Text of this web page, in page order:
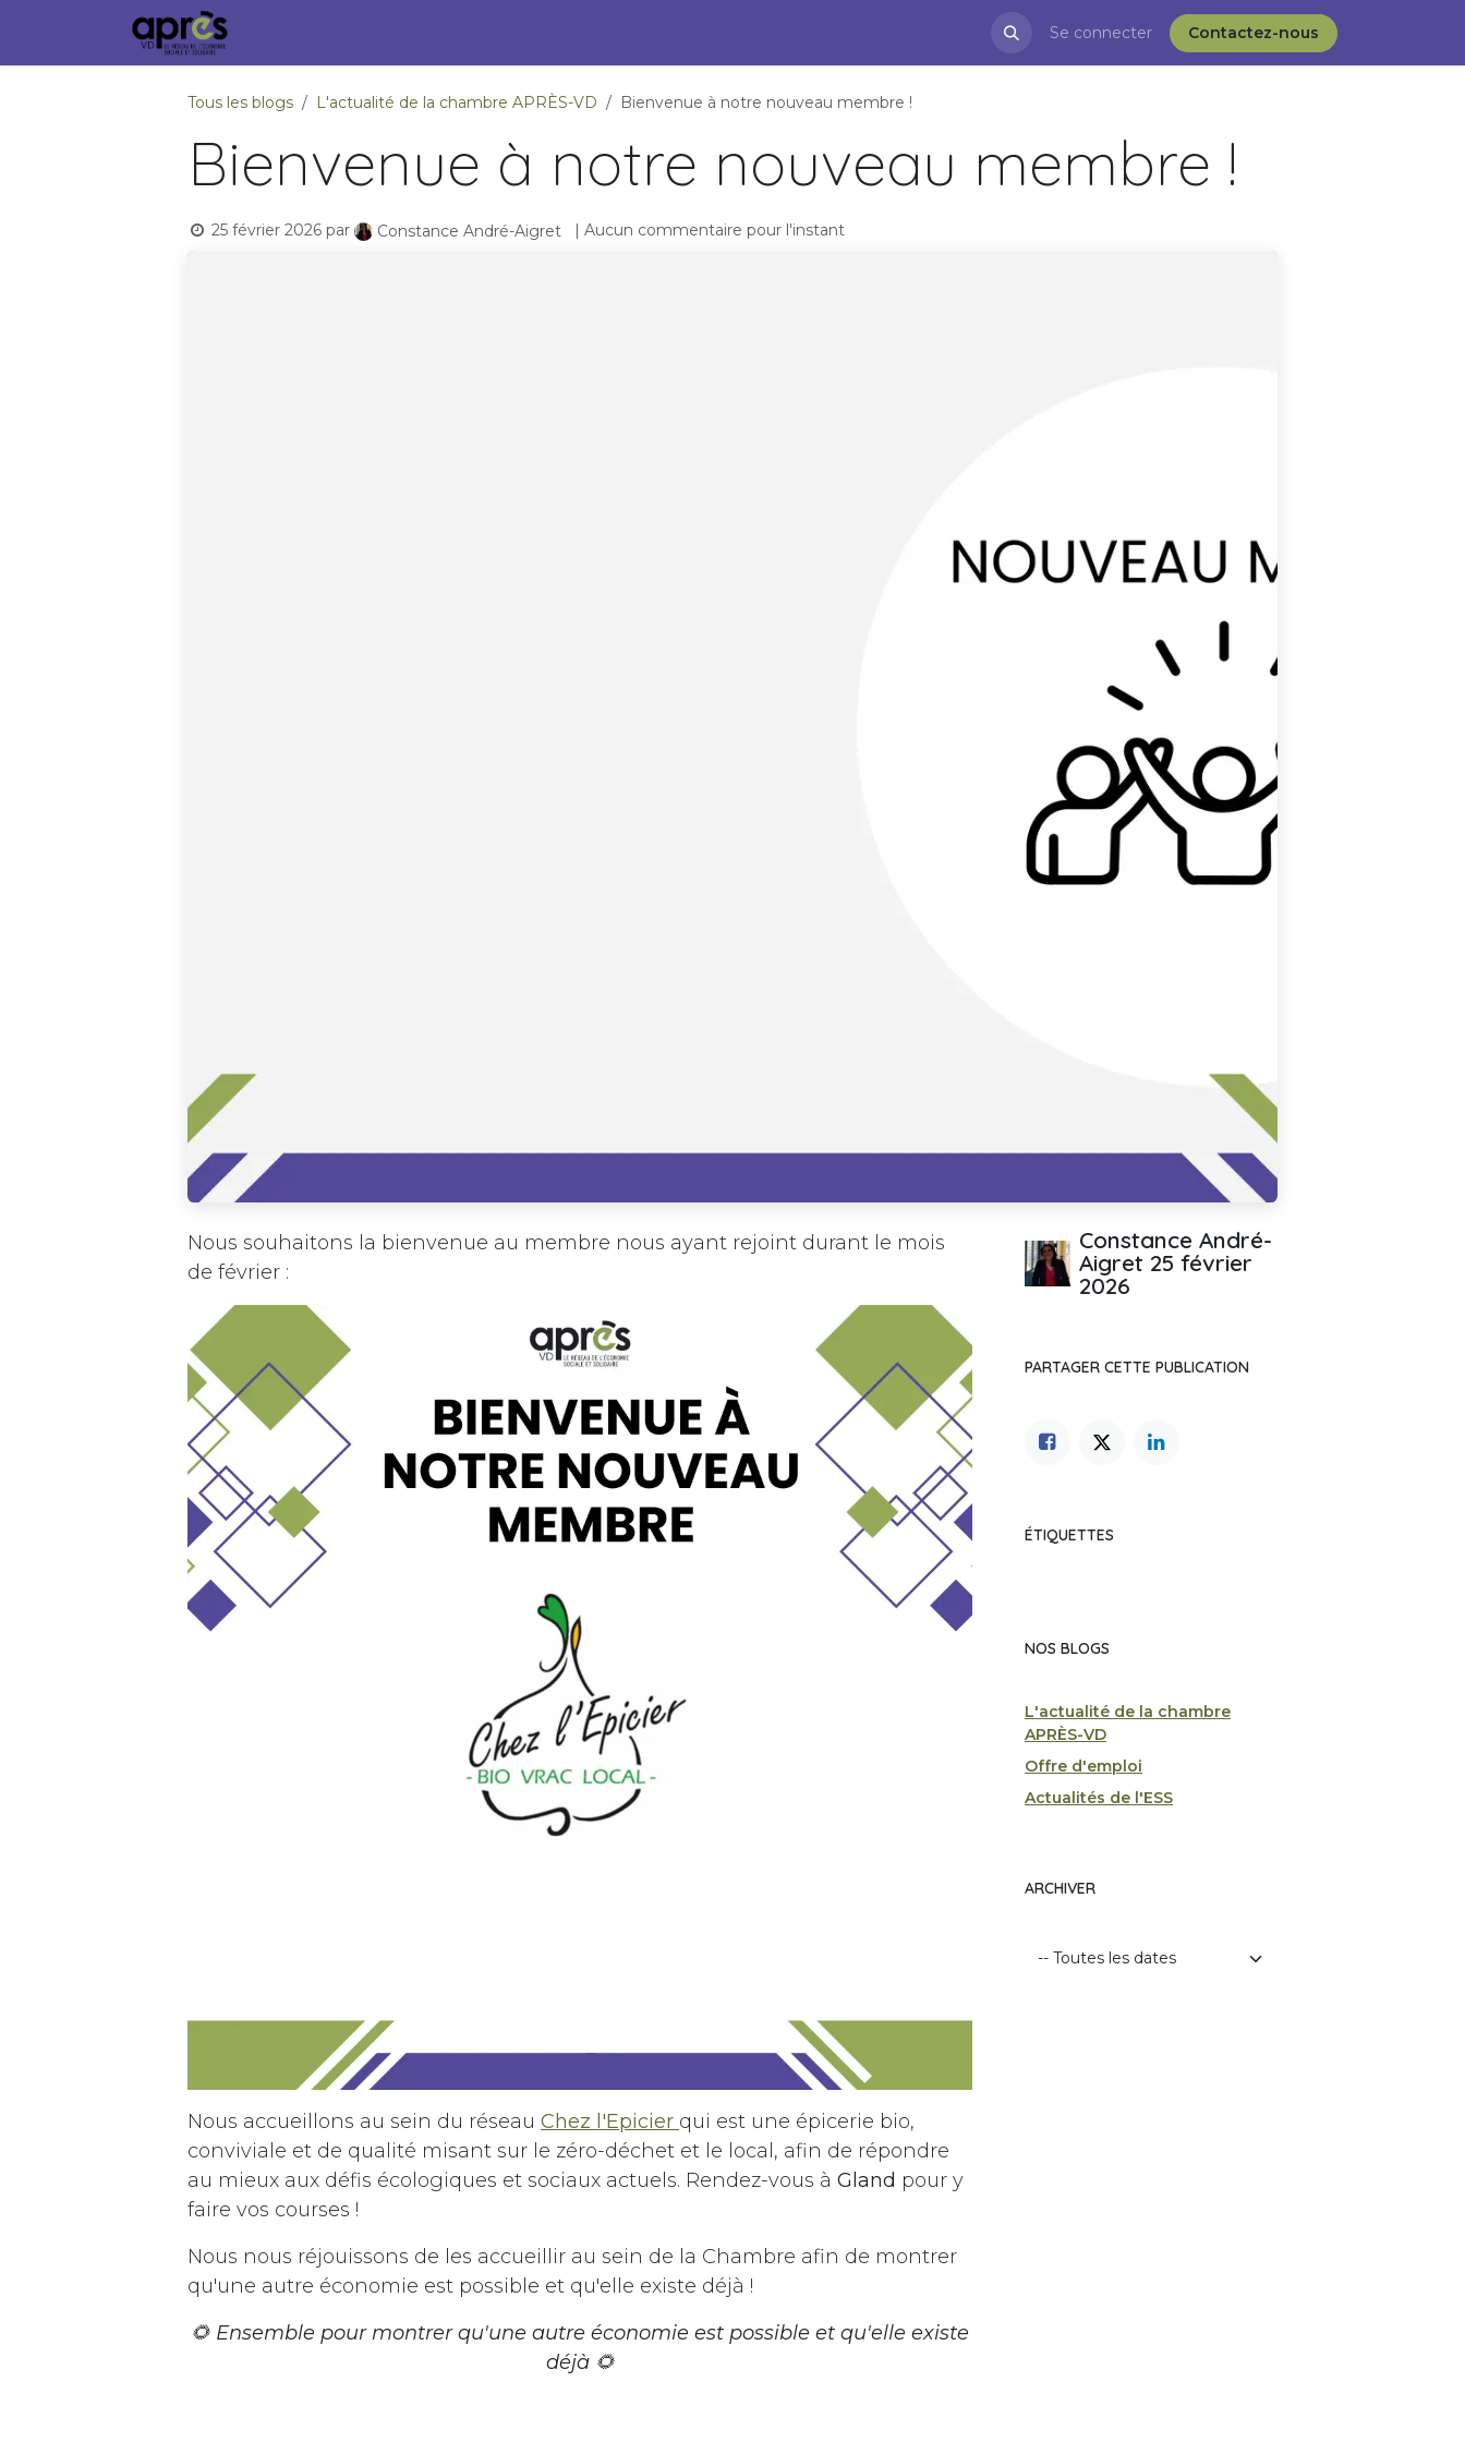
Prestations Blog APRÈS-VD et l'ESS
Se connecter Contactez-nous
Tous les blogs L'actualité de la chambre APRÈS-VD Bienvenue à notre nouveau membre !
Bienvenue à notre nouveau membre !
25 février 2026 par Constance André-Aigret | Aucun commentaire pour l'instant
Nous souhaitons la bienvenue au membre nous ayant rejoint durant le mois
de février :
Nous accueillons au sein du réseau Chez l'Epicier qui est une épicerie bio,
conviviale et de qualité misant sur le zéro-déchet et le local, afin de répondre
au mieux aux défis écologiques et sociaux actuels. Rendez-vous à Gland pour y
faire vos courses !
Nous nous réjouissons de les accueillir au sein de la Chambre afin de montrer
qu'une autre économie est possible et qu'elle existe déjà !
🌻 Ensemble pour montrer qu'une autre économie est possible et qu'elle existe
déjà 🌻
Constance André-
Aigret 25 février
2026
PARTAGER CETTE PUBLICATION
ÉTIQUETTES
NOS BLOGS
L'actualité de la chambre
APRÈS-VD
Offre d'emploi
Actualités de l'ESS
ARCHIVER